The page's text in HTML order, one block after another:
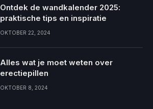
Ontdek de wandkalender 2025:
praktische tips en inspiratie
OKTOBER 22, 2024
Alles wat je moet weten over
erectiepillen
OKTOBER 8, 2024